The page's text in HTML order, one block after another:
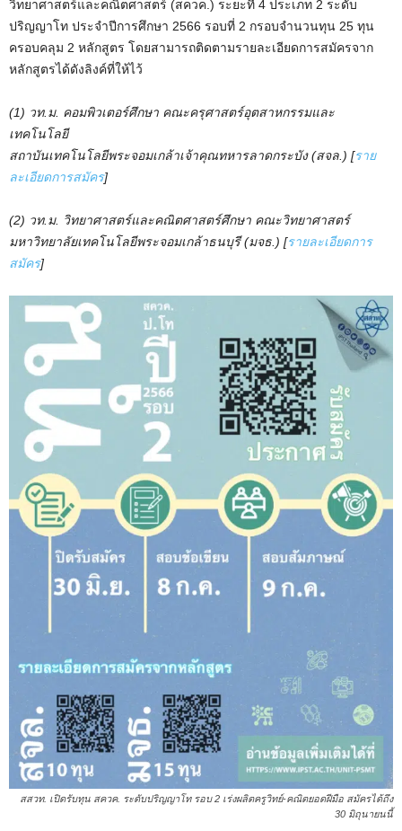
วิทยาศาสตร์และคณิตศาสตร์ (สควค.) ระยะที่ 4 ประเภท 2 ระดับ
ปริญญาโท ประจำปีการศึกษา 2566 รอบที่ 2 กรอบจำนวนทุน 25 ทุน
ครอบคลุม 2 หลักสูตร โดยสามารถติดตามรายละเอียดการสมัครจาก
หลักสูตรได้ดังลิงค์ที่ให้ไว้
(1) วท.ม. คอมพิวเตอร์ศึกษา คณะครุศาสตร์อุตสาหกรรมและ
เทคโนโลยี
สถาบันเทคโนโลยีพระจอมเกล้าเจ้าคุณทหารลาดกระบัง (สจล.) [ราย
ละเอียดการสมัคร]
(2) วท.ม. วิทยาศาสตร์และคณิตศาสตร์ศึกษา คณะวิทยาศาสตร์
มหาวิทยาลัยเทคโนโลยีพระจอมเกล้าธนบุรี (มจธ.) [รายละเอียดการ
สมัคร]
สสวท. เปิดรับทุน สควค. ระดับปริญญาโท รอบ 2 เร่งผลิตครูวิทย์-คณิตยอดฝีมือ สมัครได้ถึง
30 มิถุนายนนี้